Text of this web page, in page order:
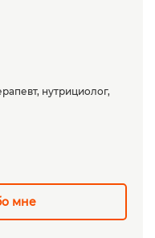
нутрициолог,
мне